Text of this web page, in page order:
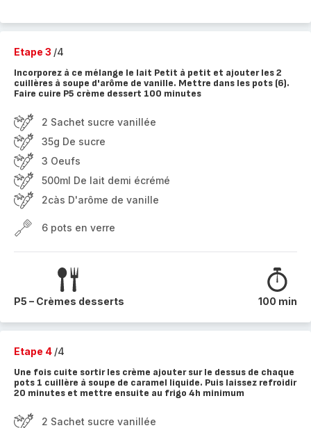
Etape 3 /4
Incorporez à ce mélange le lait Petit à petit et ajouter les 2
cuillères à soupe d'arôme de vanille. Mettre dans les pots (6).
Faire cuire P5 crème dessert 100 minutes
2 Sachet sucre vanillée
35g De sucre
3 Oeufs
500ml De lait demi écrémé
2càs D'arôme de vanille
6 pots en verre
P5 – Crèmes desserts 100 min
Etape 4 /4
Une fois cuite sortir les crème ajouter sur le dessus de chaque
pots 1 cuillère à soupe de caramel liquide. Puis laissez refroidir
20 minutes et mettre ensuite au frigo 4h minimum
2 Sachet sucre vanillée